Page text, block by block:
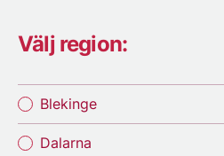
Välj region:
Blekinge
Dalarna